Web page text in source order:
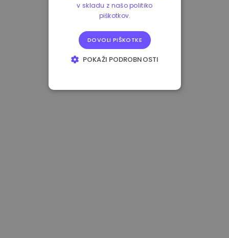
v skladu z našo politiko
piškotkov.
DOVOLI PIŠKOTKE
POKAŽI PODROBNOSTI